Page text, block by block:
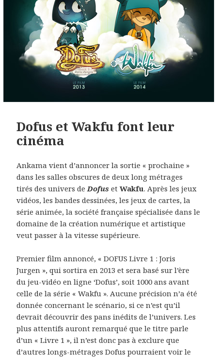
Dofus et Wakfu font leur
cinéma
Ankama vient d’annoncer la sortie « prochaine »
dans les salles obscures de deux long métrages
tirés des univers de Dofus etWakfu. Après les jeux
vidéos, les bandes dessinées, les jeux de cartes, la
série animée, la société française spécialisée dans le
domaine de la création numérique et artistique
veut passer à la vitesse supérieure.
Premier film annoncé, « DOFUS Livre 1 : Joris
Jurgen », qui sortira en 2013 et sera basé sur l’ère
du jeu-vidéo en ligne ‘Dofus’, soit 1000 ans avant
celle de la série « Wakfu ». Aucune précision n’a été
donnée concernant le scénario, si ce n’est qu’il
devrait découvrir des pans inédits de l’univers. Les
plus attentifs auront remarqué que le titre parle
d’un « Livre 1 », il n’est donc pas à exclure que
d’autres longs-métrages Dofus pourraient voir le